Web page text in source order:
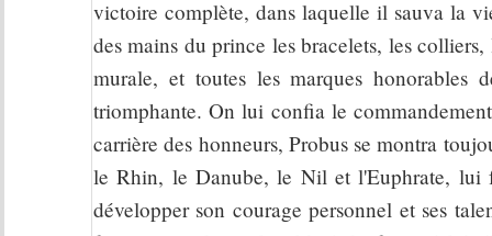
victoire complète, dans laquelle il sauva la
des mains du prince les bracelets, les
murale, et toutes les marques honorables
triomphante. On lui confia le
carrière des honneurs, Probus se montra
le Rhin, le Danube, le Nil et l'Euphrate, lui
développer son courage personnel et ses